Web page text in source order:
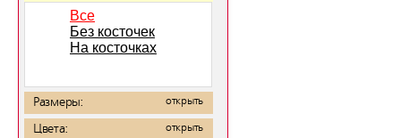
Все
Без косточек
На косточках
Размеры: открыть
Цвета: открыть